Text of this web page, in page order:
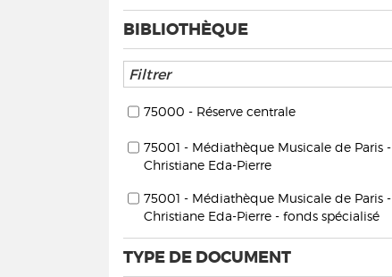
BIBLIOTHÈQUE
75000 - Réserve centrale
75001 - Médiathèque Musicale de Paris -
Christiane Eda-Pierre
75001 - Médiathèque Musicale de Paris -
Christiane Eda-Pierre - fonds spécialisé
TYPE DE DOCUMENT